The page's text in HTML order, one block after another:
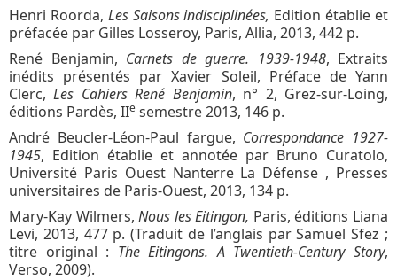
Henri Roorda, Les Saisons indisciplinées, Edition établie et
préfacée par Gilles Losseroy, Paris, Allia, 2013, 442 p.
René Benjamin, Carnets de guerre. 1939-1948, Extraits
inédits présentés par Xavier Soleil, Préface de Yann
Clerc,Les Cahiers René Benjamin, n° 2, Grez-sur-Loing,
éditions Pardès, IIe semestre 2013, 146 p.
André Beucler-Léon-Paul fargue, Correspondance 1927-
1945, Edition établie et annotée par Bruno Curatolo,
Université Paris Ouest Nanterre La Défense , Presses
universitaires de Paris-Ouest, 2013, 134 p.
Mary-Kay Wilmers,Nous les Eitingon, Paris, éditions Liana
Levi, 2013, 477 p. (Traduit de l’anglais par Samuel Sfez ;
titre original : The Eitingons. A Twentieth-Century Story,
Verso, 2009).